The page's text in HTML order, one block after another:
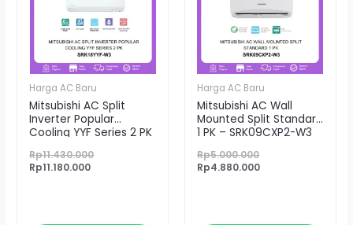
Harga AC Baru
Mitsubishi AC Split
Inverter Popular
Cooling YYF Series 2 PK
Rp11.430.000
Rp11.180.000
Harga AC Baru
Mitsubishi AC Wall
Mounted Split Standard
1 PK – SRK09CXP2-W3
Rp5.000.000
Rp4.880.000